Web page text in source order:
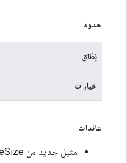
حدود
نِطَاق
خيارات
عائدات
مثيل جديد من StageSize